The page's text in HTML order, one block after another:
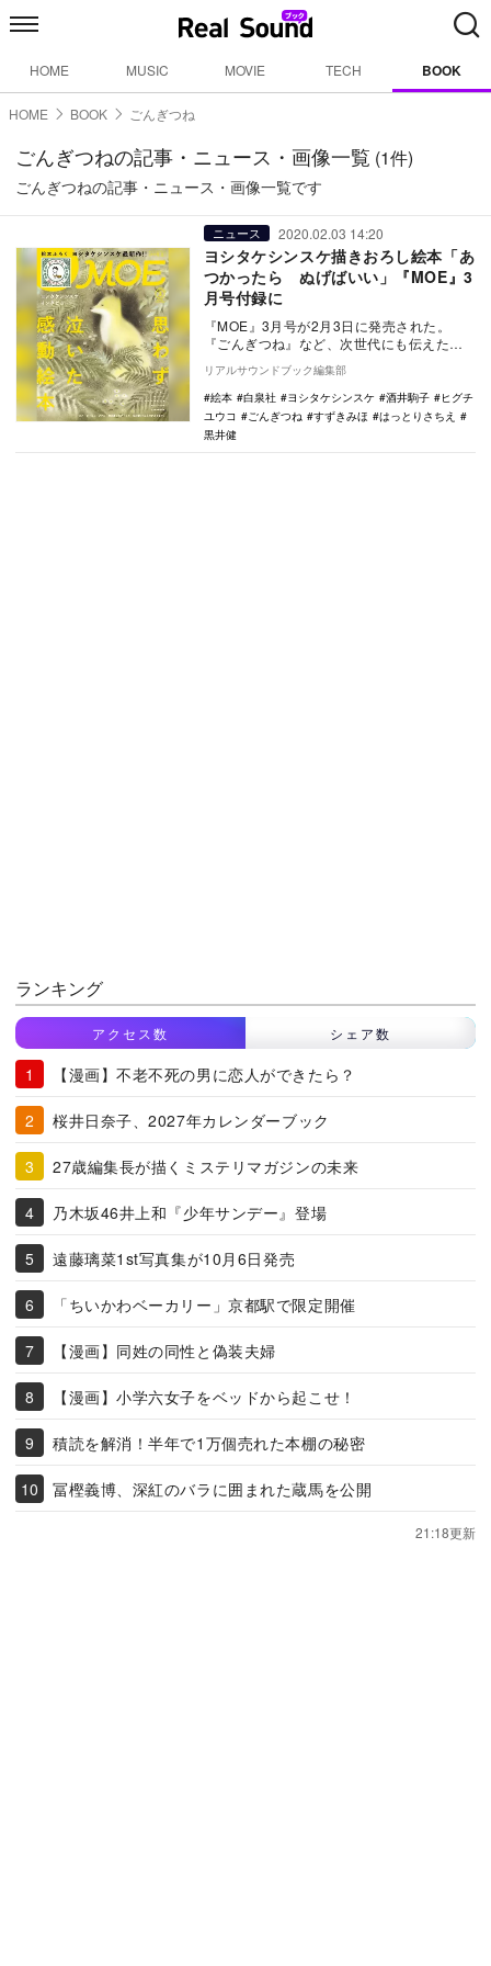
HOME MUSIC MOVIE TECH BOOK
HOME BOOK ごんぎつね
ごんぎつねの記事・ニュース・画像一覧 (1件)
ごんぎつねの記事・ニュース・画像一覧です
ニュース 2020.02.03 14:20
ヨシタケシンスケ描きおろし絵本「あ
つかったら ぬげばいい」『MOE』3
月号付録に
『MOE』3月号が2月3日に発売された。
『ごんぎつね』など、次世代にも伝えたい
感動絵本を一挙に紹介している。 泣ける
名作絵本…
リアルサウンドブック編集部
絵本
白泉社 ヨシタケシンスケ 酒井駒子
ヒグチ
ユウコ
ごんぎつね すずきみほ
はっとりさちえ
黒井健
ランキング
アクセス数 シェア数
【漫画】不老不死の男に恋人ができたら？
桜井日奈子、2027年カレンダーブック
27歳編集長が描くミステリマガジンの未来
乃木坂46井上和『少年サンデー』登場
遠藤璃菜1st写真集が10月6日発売
「ちいかわベーカリー」京都駅で限定開催
【漫画】同姓の同性と偽装夫婦
【漫画】小学六女子をベッドから起こせ！
積読を解消！半年で1万個売れた本棚の秘密
冨樫義博、深紅のバラに囲まれた蔵馬を公開
21:18更新